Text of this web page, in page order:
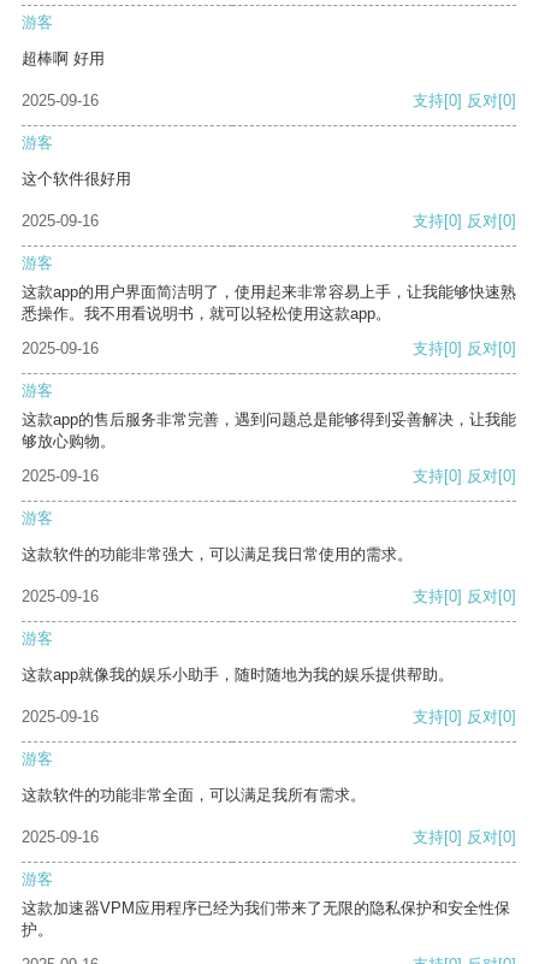
游客
超棒啊 好用
2025-09-16 支持[0] 反对[0]
游客
这个软件很好用
2025-09-16 支持[0] 反对[0]
游客
这款app的用户界面简洁明了，使用起来非常容易上手，让我能够快速熟
悉操作。我不用看说明书，就可以轻松使用这款app。
2025-09-16
支持[0] 反对[0]
游客
这款app的售后服务非常完善，遇到问题总是能够得到妥善解决，让我能
够放心购物。
2025-09-16
支持[0] 反对[0]
游客
这款软件的功能非常强大，可以满足我日常使用的需求。
2025-09-16 支持[0] 反对[0]
游客
这款app就像我的娱乐小助手，随时随地为我的娱乐提供帮助。
2025-09-16 支持[0] 反对[0]
游客
这款软件的功能非常全面，可以满足我所有需求。
2025-09-16 支持[0] 反对[0]
游客
这款加速器VPM应用程序已经为我们带来了无限的隐私保护和安全性保
护。